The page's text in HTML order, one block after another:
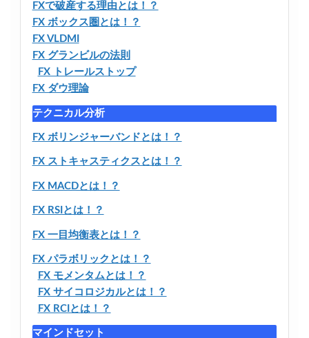
FXで破産する理由とは！？
FX ボックス圏とは！？
FX VLDMI
FX グランビルの法則
FX トレールストップ
FX ダウ理論
テクニカル分析
FX ボリンジャーバンドとは！？
FX ストキャスティクスとは！？
FX MACDとは！？
FX RSIとは！？
FX 一目均衡表とは！？
FX パラボリックとは！？
FX モメンタムとは！？
FX サイコロジカルとは！？
FX RCIとは！？
マインドセット